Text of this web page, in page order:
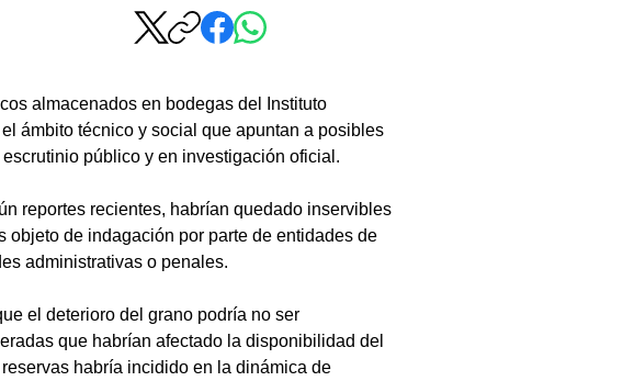
almacenados en bodegas del Instituto
ámbito técnico y social que apuntan a posibles
público y en investigación oficial.
reportes recientes, habrían quedado inservibles
objeto de indagación por parte de entidades de
administrativas o penales.
el deterioro del grano podría no ser
que habrían afectado la disponibilidad del
habría incidido en la dinámica de